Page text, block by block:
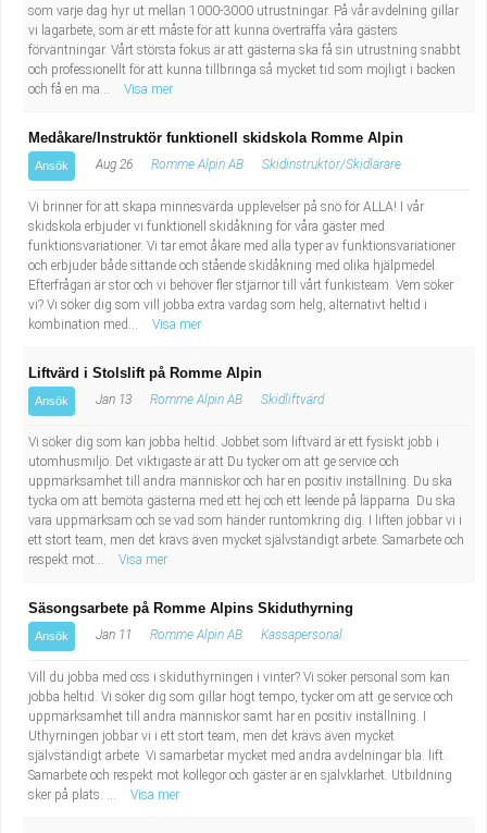
som varje dag hyr ut mellan 1000-3000 utrustningar. På vår avdelning gillar
vi lagarbete, som är ett måste för att kunna överträffa våra gästers
förväntningar. Vårt största fokus är att gästerna ska få sin utrustning snabbt
och professionellt för att kunna tillbringa så mycket tid som möjligt i backen
och få en ma...
Visa mer
Medåkare/Instruktör funktionell skidskola Romme Alpin
Ansök Aug 26 Romme Alpin AB Skidinstruktör/Skidlärare
Vi brinner för att skapa minnesvärda upplevelser på snö för ALLA! I vår
skidskola erbjuder vi funktionell skidåkning för våra gäster med
funktionsvariationer. Vi tar emot åkare med alla typer av funktionsvariationer
och erbjuder både sittande och stående skidåkning med olika hjälpmedel.
Efterfrågan är stor och vi behöver fler stjärnor till vårt funkisteam. Vem söker
vi? Vi söker dig som vill jobba extra vardag som helg, alternativt heltid i
kombination med...
Visa mer
Liftvärd i Stolslift på Romme Alpin
Ansök Jan 13 Romme Alpin AB Skidliftvärd
Vi söker dig som kan jobba heltid. Jobbet som liftvärd är ett fysiskt jobb i
utomhusmiljö. Det viktigaste är att Du tycker om att ge service och
uppmärksamhet till andra människor och har en positiv inställning. Du ska
tycka om att bemöta gästerna med ett hej och ett leende på läpparna. Du ska
vara uppmärksam och se vad som händer runtomkring dig. I liften jobbar vi i
ett stort team, men det krävs även mycket självständigt arbete. Samarbete och
respekt mot...
Visa mer
Säsongsarbete på Romme Alpins Skiduthyrning
Ansök Jan 11 Romme Alpin AB Kassapersonal
Vill du jobba med oss i skiduthyrningen i vinter? Vi söker personal som kan
jobba heltid. Vi söker dig som gillar högt tempo, tycker om att ge service och
uppmärksamhet till andra människor samt har en positiv inställning. I
Uthyrningen jobbar vi i ett stort team, men det krävs även mycket
självständigt arbete. Vi samarbetar mycket med andra avdelningar bla. lift.
Samarbete och respekt mot kollegor och gäster är en självklarhet. Utbildning
sker på plats. ...
Visa mer